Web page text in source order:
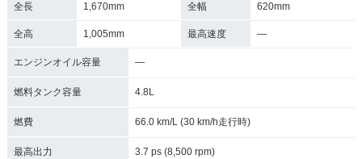
全長 1,670mm 全幅 620mm
全高 1,005mm 最高速度 ―
エンジンオイル容量 ―
燃料タンク容量 4.8L
燃費 66.0 km/L (30 km/h走行時)
最高出力 3.7 ps (8,500 rpm)